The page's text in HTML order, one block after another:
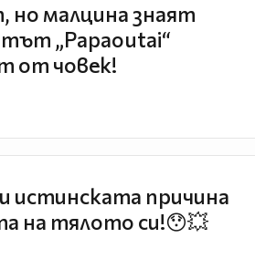
но малцина знаят
„Papaoutai“
от човек!
истинската причина
на тялото си!😯💥